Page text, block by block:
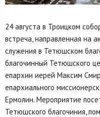
24 августа в Троицком
встреча, направленная на
служения в Тетюшском
благочинный Тетюшского
епархии иерей Максим
епархиального
Ермолин. Мероприятие
Тетюшского благочиния,